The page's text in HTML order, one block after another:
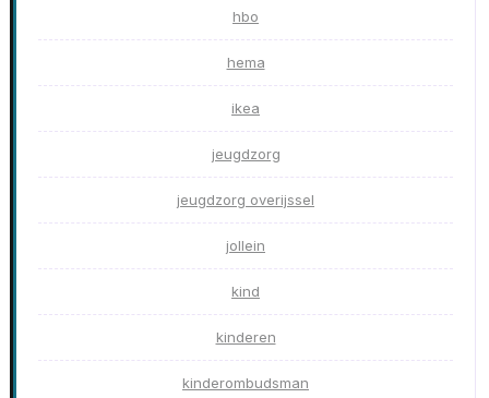
hbo
hema
ikea
jeugdzorg
jeugdzorg overijssel
jollein
kind
kinderen
kinderombudsman